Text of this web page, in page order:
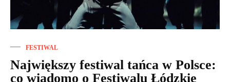
FESTIWAL
Największy festiwal tańca w Polsce:
co wiadomo o Festiwalu Łódzkie